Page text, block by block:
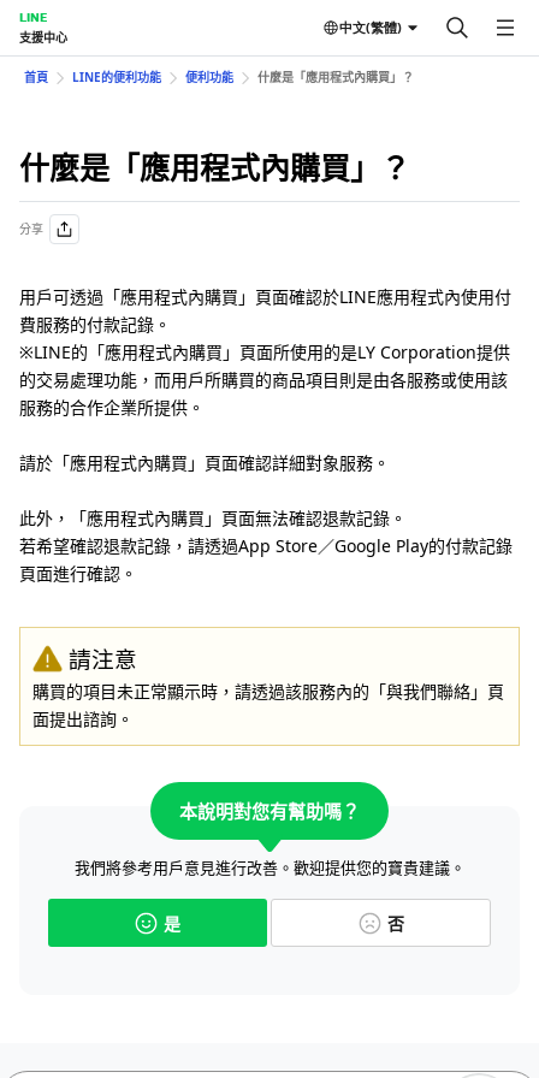
LINE
支援中心
中文(繁體)
首頁 LINE的便利功能 便利功能 什麼是「應用程式內購買」？
什麼是「應用程式內購買」？
分享
用戶可透過「應用程式內購買」頁面確認於LINE應用程式內使用付
費服務的付款記錄。
※LINE的「應用程式內購買」頁面所使用的是LY Corporation提供
的交易處理功能，而用戶所購買的商品項目則是由各服務或使用該
服務的合作企業所提供。
請於「應用程式內購買」頁面確認詳細對象服務。
此外，「應用程式內購買」頁面無法確認退款記錄。
若希望確認退款記錄，請透過App Store／Google Play的付款記錄
頁面進行確認。
請注意
購買的項目未正常顯示時，請透過該服務內的「與我們聯絡」頁
面提出諮詢。
本說明對您有幫助嗎？
我們將參考用戶意見進行改善。歡迎提供您的寶貴建議。
是 否